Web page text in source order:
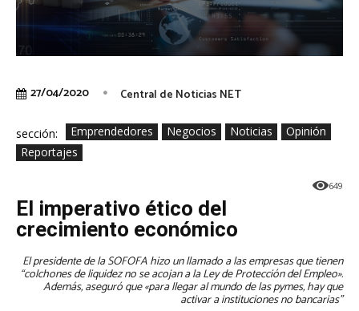
27/04/2020 Central de Noticias NET
sección: Emprendedores Negocios Noticias
Opinión
Reportajes
649
El imperativo ético del
crecimiento económico
El presidente de la SOFOFA hizo un llamado a las empresas que tienen
“colchones de liquidez no se acojan a la Ley de Protección del Empleo».
Además, aseguró que «para llegar al mundo de las pymes, hay que
activar a instituciones no bancarias”